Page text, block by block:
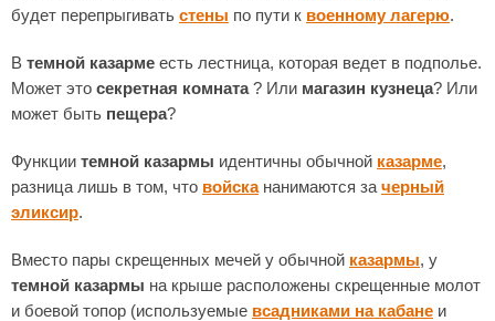
будет перепрыгивать стены по пути к военному лагерю.
В темной казарме есть лестница, которая ведет в подполье.
Может это секретная комната? Или магазин кузнеца? Или
может быть пещера?
Функции темной казармы идентичны обычной казарме,
разница лишь в том, что войскананимаются за черный
эликсир.
Вместо пары скрещенных мечей у обычной казармы, у
темной казармы на крыше расположены скрещенные молот
и боевой топор (используемые всадниками на кабане и